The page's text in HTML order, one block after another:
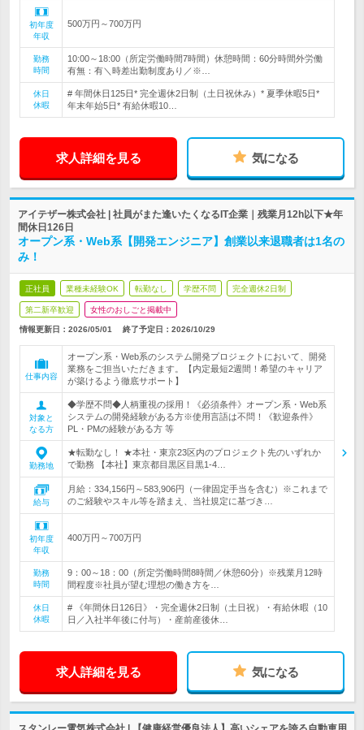
初年度
年収
500万円～700万円
勤務
時間
10:00～18:00（所定労働時間7時間）休憩時間：60分時間外労働
有無：有＼時差出勤制度あり／※…
休日
休暇
# 年間休日125日* 完全週休2日制（土日祝休み）* 夏季休暇5日*
年末年始5日* 有給休暇10…
求人詳細を見る 気になる
アイテザー株式会社 | 社員がまた逢いたくなるIT企業｜残業月12h以下★年
間休日126日
オープン系・Web系【開発エンジニア】創業以来退職者は1名の
み！
正社員 業種未経験OK 転勤なし 学歴不問 完全週休2日制
第二新卒歓迎 女性のおしごと掲載中
情報更新日：2026/05/01 終了予定日： 2026/10/29
仕事内容
オープン系・Web系のシステム開発プロジェクトにおいて、開発
業務をご担当いただきます。【内定最短2週間！希望のキャリア
が築けるよう徹底サポート】
対象と
なる方
◆学歴不問◆人柄重視の採用！《必須条件》オープン系・Web系
システムの開発経験がある方※使用言語は不問！《歓迎条件》
PL・PMの経験がある方 等
勤務地
★転勤なし！ ★本社・東京23区内のプロジェクト先のいずれか
で勤務 【本社】東京都目黒区目黒1-4…
給与
月給：334,156円～583,906円（一律固定手当を含む）※これまで
のご経験やスキル等を踏まえ、当社規定に基づき…
初年度
年収
400万円～700万円
勤務
時間
9：00～18：00（所定労働時間8時間／休憩60分）※残業月12時
間程度※社員が望む理想の働き方を…
休日
休暇
# 《年間休日126日》・完全週休2日制（土日祝）・有給休暇（10
日／入社半年後に付与）・産前産後休…
求人詳細を見る 気になる